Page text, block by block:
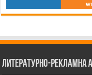
Литературно-рекламна